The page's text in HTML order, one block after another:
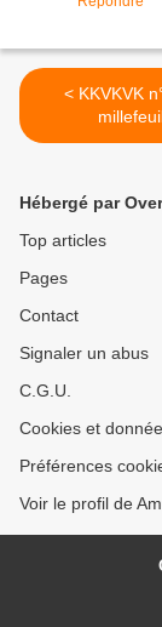
< KKVKVK n°10 : LE
Hébergé par
Top articles
Pages
Contact
Signaler un abus
C.G.U.
Cookies et
Préférences
Voir le profil de